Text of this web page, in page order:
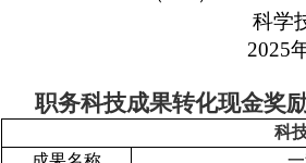
科学
2025
职务科技成果转化现金奖
科